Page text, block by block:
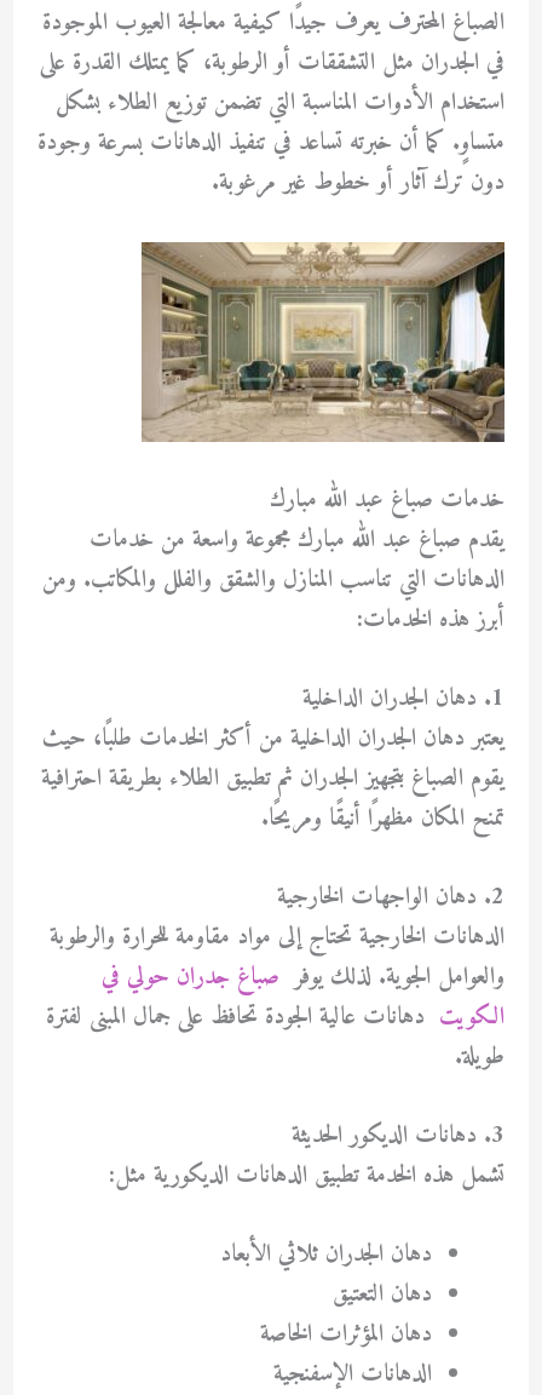
الصباغ المحترف يعرف جيدًا كيفية معالجة العيوب الموجودة
في الجدران مثل التشققات أو الرطوبة، كما يمتلك القدرة على
استخدام الأدوات المناسبة التي تضمن توزيع الطلاء بشكل
متساوٍ. كما أن خبرته تساعد في تنفيذ الدهانات بسرعة وجودة
دون ترك آثار أو خطوط غير مرغوبة.
خدمات صباغ عبد الله مبارك
يقدم صباغ عبد الله مبارك مجموعة واسعة من خدمات
الدهانات التي تناسب المنازل والشقق والفلل والمكاتب. ومن
أبرز هذه الخدمات:
1. دهان الجدران الداخلية
يعتبر دهان الجدران الداخلية من أكثر الخدمات طلبًا، حيث
يقوم الصباغ بتجهيز الجدران ثم تطبيق الطلاء بطريقة احترافية
تمنح المكان مظهرًا أنيقًا ومريحًا.
2. دهان الواجهات الخارجية
الدهانات الخارجية تحتاج إلى مواد مقاومة للحرارة والرطوبة
والعوامل الجوية. لذلك يوفر صباغ جدران حولي في
الكويت دهانات عالية الجودة تحافظ على جمال المبنى لفترة
طويلة.
3. دهانات الديكور الحديثة
تشمل هذه الخدمة تطبيق الدهانات الديكورية مثل:
دهان الجدران ثلاثي الأبعاد
دهان التعتيق
دهان المؤثرات الخاصة
الدهانات الإسفنجية